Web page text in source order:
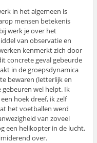
in het algemeen is
mensen betekenis
werk je over het
van observatie en
kenmerkt zich door
concrete geval gebeurde
in de groepsdynamica
bewaren (letterlijk en
wel helpt. Ik
hoek dreef, ik zelf
het voetballen werd
van zoveel
een helikopter in de lucht,
over.